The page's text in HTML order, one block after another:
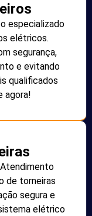
especializado
elétricos.
segurança,
e evitando
qualificados
agora!
de torneiras
segura e
elétrico